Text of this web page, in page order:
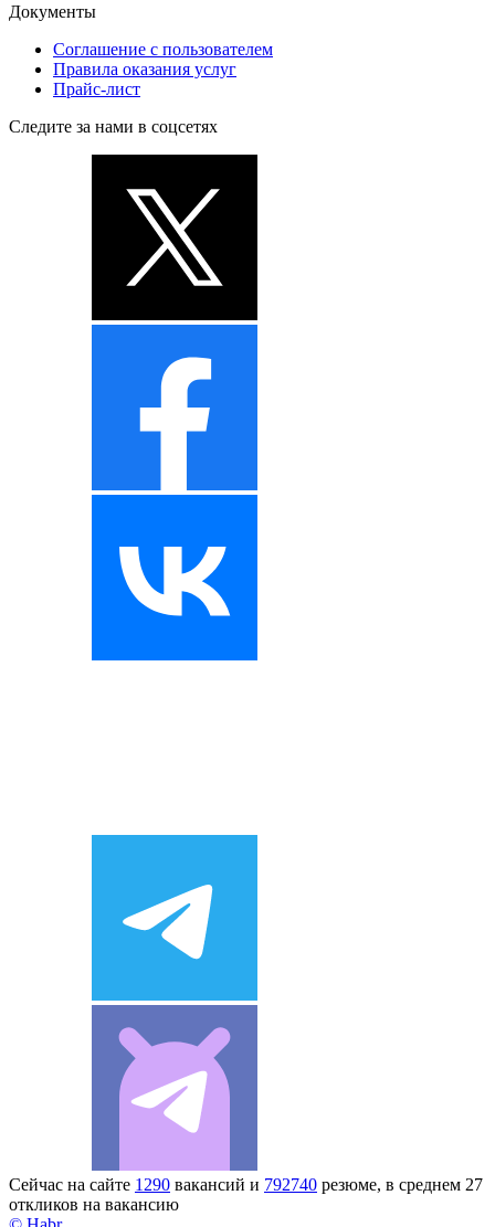
Документы
Соглашение с пользователем
Правила оказания услуг
Прайс-лист
Следите за нами в соцсетях
Сейчас на сайте 1290 вакансий и 792740 резюме, в среднем 27
откликов на вакансию